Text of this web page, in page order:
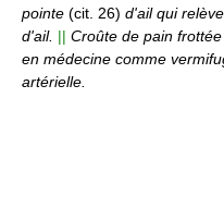
pointe (cit. 26) d'ail qui
d'ail. || Croûte de pain frottée
en médecine comme
artérielle.